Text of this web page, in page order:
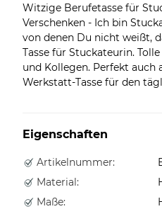
Witzige Berufetasse für
Verschenken - Ich bin
von denen Du nicht weißt,
Tasse für Stuckateurin.
und Kollegen. Perfekt auch
Werkstatt-Tasse für den
Eigenschaften
Artikelnummer:
Material:
Maße: